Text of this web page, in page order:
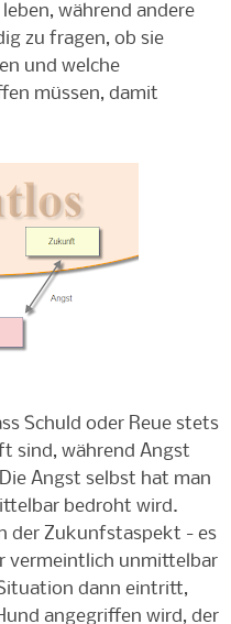
während andere
zu fragen, ob sie
und welche
müssen, damit
Schuld oder Reue stets
sind, während Angst
Angst selbst hat man
bedroht wird.
der Zukunfstaspekt - es
vermeintlich unmittelbar
dann eintritt,
angegriffen wird, der